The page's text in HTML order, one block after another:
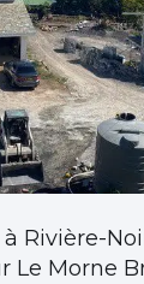
Rivière-
Le Morne